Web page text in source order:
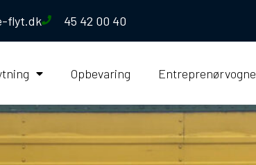
flyt.dk 45 42 00 40
Opbevaring Entreprenørvogne